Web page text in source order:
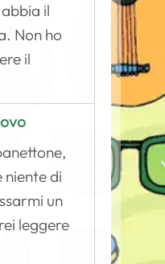
il
Non ho
il
niente di
un
leggere